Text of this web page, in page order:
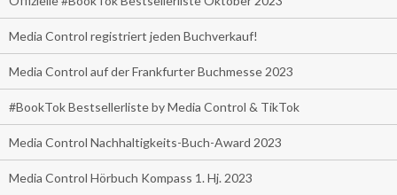
Media Control registriert jeden Buchverkauf!
Media Control auf der Frankfurter Buchmesse 2023
#BookTok Bestsellerliste by Media Control & TikTok
Media Control Nachhaltigkeits-Buch-Award 2023
Media Control Hörbuch Kompass 1. Hj. 2023